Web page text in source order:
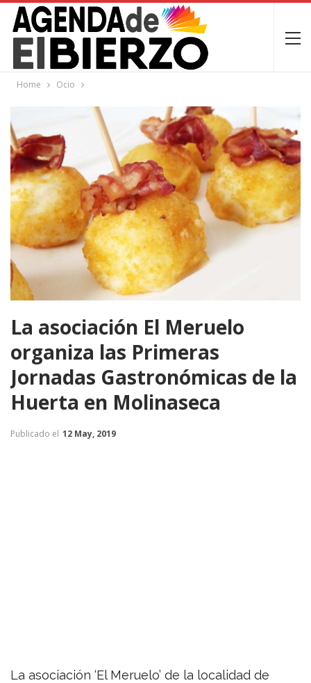
Home Ocio
La asociación El Meruelo
organiza las Primeras
Jornadas Gastronómicas de la
Huerta en Molinaseca
Publicado el 12 May, 2019
La asociación ‘El Meruelo’ de la localidad de